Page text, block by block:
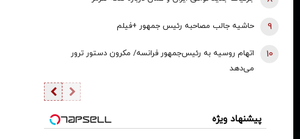
حاشیه جالب مصاحبه رئیس جمهور +فیلم 9
اتهام روسیه به رئیس‌جمهور فرانسه/ مکرون دستور ترور
می‌دهد
10
پیشنهاد ویژه